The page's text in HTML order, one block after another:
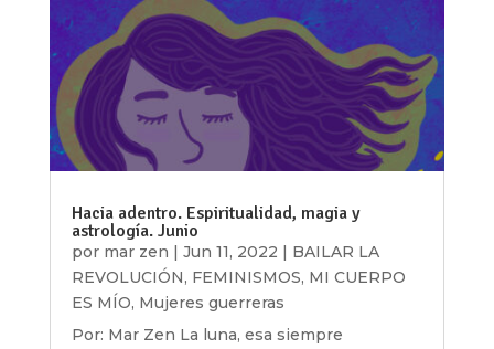
Hacia adentro. Espiritualidad, magia y
astrología. Junio
por mar zen Jun 11, 2022
BAILAR LA
REVOLUCIÓN, FEMINISMOS, MI CUERPO
ES MÍO, Mujeres guerreras
Por: Mar Zen La luna, esa siempre